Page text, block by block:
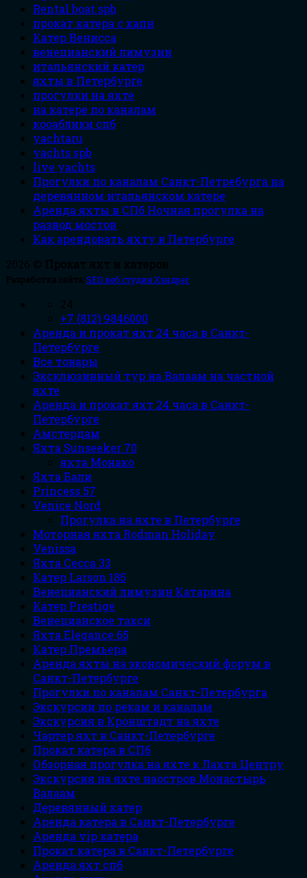
Rental boat spb
прокат катера с капн
Катер Венисса
венецианский лимузин
итальянский катер
яхты в Петербурге
прогулки на яхте
на катере по каналам
кооаблики спб
yachtaru
yachts spb
live yachts
Прогулки по каналам Санкт-Петребурга на
деревянном итальянском катере
Аренда яхты в СПб Ночная прогулка на
развод мостов
Как арендовать яхту в Петербурге
2026 © Прокат яхт и катеров
Разработка сайта:SEO веб студия Хэндрег
24
+7 (812) 9846000
Аренда и прокат яхт 24 часа в Санкт-
Петербурге
Все товары
Эксклюзивный тур на Валаам на частной
яхте
Аренда и прокат яхт 24 часа в Санкт-
Петербурге
Амстердам
Яхта Sunseeker 70
яхта Монако
Яхта Бали
Princess 57
Venice Nord
Прогулка на яхте в Петербурге
Моторная яхта Rodman Holiday
Venissa
Яхта Сесса 33
Катер Larson 185
Венецианский лимузин Катарина
Катер Prestige
Венецианское такси
Яхта Elegance 65
Катер Премьера
Аренда яхты на экономический форум в
Санкт-Петербурге
Прогулки по каналам Санкт-Петербурга
Экскурсии по рекам и каналам
Экскурсия в Кронштадт на яхте
Чартер яхт в Санкт-Петербурге
Прокат катера в СПб
Обзорная прогулка на яхте к Лахта Центру
Экскурсия на яхте наостров Монастырь
Валаам
Деревянный катер
Аренда катера в Санкт-Петербурге
Аренда vip катера
Прокат катера в Санкт-Петербурге
Аренда яхт спб